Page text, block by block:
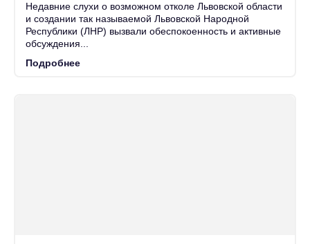
Недавние слухи о возможном отколе Львовской области
и создании так называемой Львовской Народной
Республики (ЛНР) вызвали обеспокоенность и активные
обсуждения...
Подробнее